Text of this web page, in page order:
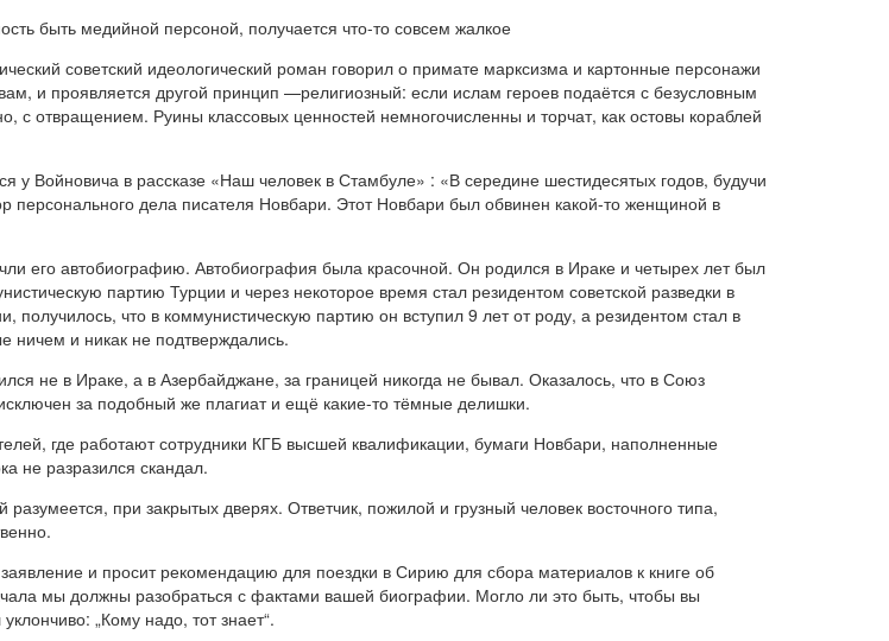
быть медийной персоной, получается что-то совсем жалкое
советский идеологический роман говорил о примате марксизма и картонные персонажи
и проявляется другой принцип —религиозный: если ислам героев подаётся с безусловным
с отвращением. Руины классовых ценностей немногочисленны и торчат, как остовы кораблей
у Войновича в рассказе «Наш человек в Стамбуле» : «В середине шестидесятых годов, будучи
дела писателя Новбари. Этот Новбари был обвинен какой-то женщиной в
его автобиографию. Автобиография была красочной. Он родился в Ираке и четырех лет был
партию Турции и через некоторое время стал резидентом советской разведки в
что в коммунистическую партию он вступил 9 лет от роду, а резидентом стал в
ничем и никак не подтверждались.
не в Ираке, а в Азербайджане, за границей никогда не бывал. Оказалось, что в Союз
за подобный же плагиат и ещё какие-то тёмные делишки.
где работают сотрудники КГБ высшей квалификации, бумаги Новбари, наполненные
не разразился скандал.
при закрытых дверях. Ответчик, пожилой и грузный человек восточного типа,
и просит рекомендацию для поездки в Сирию для сбора материалов к книге об
мы должны разобраться с фактами вашей биографии. Могло ли это быть, чтобы вы
„Кому надо, тот знает“.